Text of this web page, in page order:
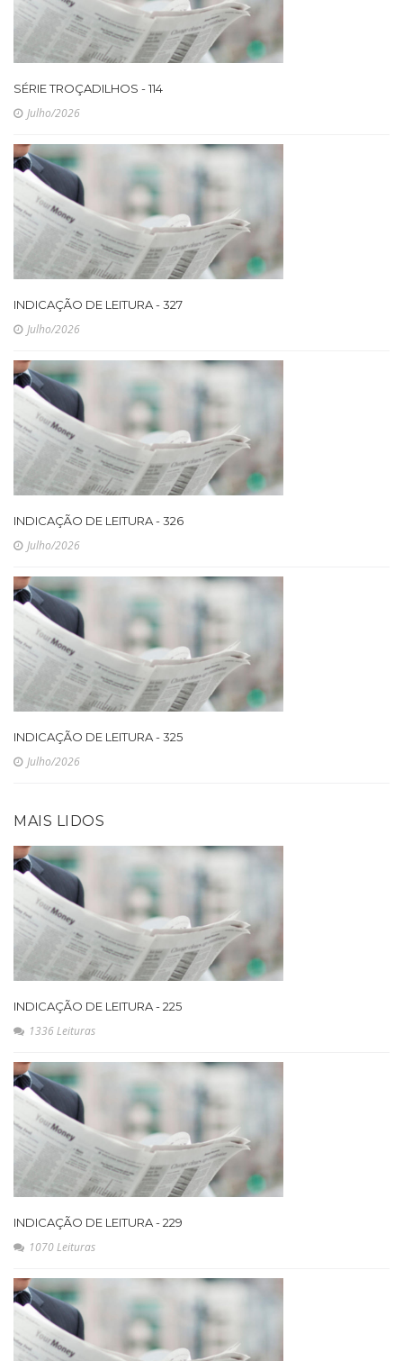
SÉRIE TROÇADILHOS - 114
Julho/2026
INDICAÇÃO DE LEITURA - 327
Julho/2026
INDICAÇÃO DE LEITURA - 326
Julho/2026
INDICAÇÃO DE LEITURA - 325
Julho/2026
MAIS LIDOS
INDICAÇÃO DE LEITURA - 225
1336 Leituras
INDICAÇÃO DE LEITURA - 229
1070 Leituras